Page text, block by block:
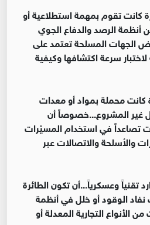
كانت تقوم بمهمة استطلاعية أو
أنظمة الرصد والدفاع الجوي
الجهات المسلحة تعتمد على
سرعة اكتشافها وكيفية
كانت محملة بمواد أو معدات
غير المشروع...خصوصاً أن
تصاعداً في استخدام المسيّرات
والأسلحة والاتصالات عبر
تقنياً وعسكرياً...أن تكون الطائرة
الوقود أو خلل في أنظمة
الأنواع التجارية المعدلة أو